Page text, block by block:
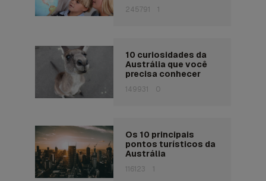
245791 1
10 curiosidades da
Austrália que você
precisa conhecer
149931 0
Os 10 principais
pontos turísticos da
Austrália
116123 1